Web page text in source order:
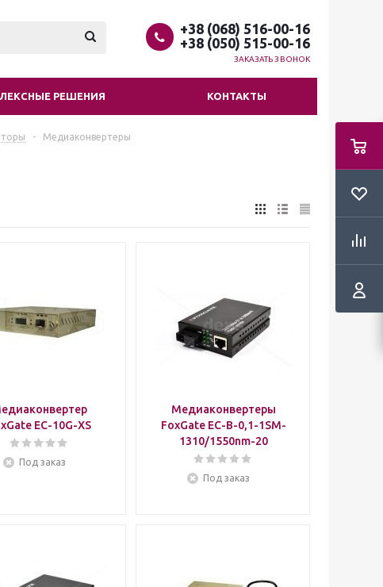
+38 (068) 516-00-16
+38 (050) 515-00-16
ЗАКАЗАТЬ ЗВОНОК
РЕШЕНИЯ КОНТАКТЫ
- Медиаконвертеры
EC-10G-XS
Под заказ
Медиаконвертеры
FoxGate EC-B-0,1-1SM-
1310/1550nm-20
Под заказ